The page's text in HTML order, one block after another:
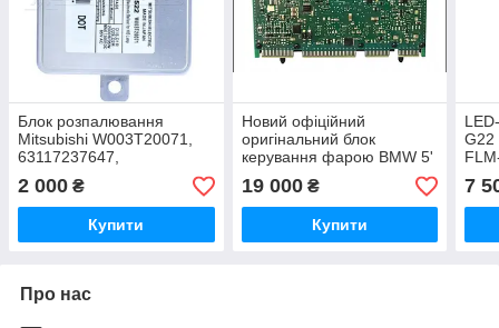
Блок розпалювання
Mitsubishi W003T20071,
63117237647,
63127250624,
63127172536
2 000 ₴
Купити
Новий офіційний
оригінальний блок
керування фарою BMW 5'
F10 F07 LED — LEAR
63117440878
19 000₴
Купити
G22
11-
01
7
Про нас